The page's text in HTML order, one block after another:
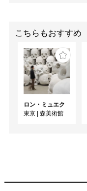
こちらもおすすめ
ロン・ミュエク
東京
森美術館